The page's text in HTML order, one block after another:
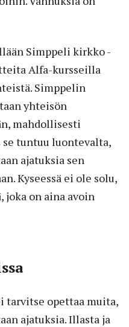
Simppeli kirkko -
Alfa-kursseilla
Simppelin
yhteisön
mahdollisesti
tuntuu luontevalta,
ajatuksia sen
Kyseessä ei ole solu,
joka on aina avoin
tarvitse opettaa muita,
ajatuksia. Illasta ja